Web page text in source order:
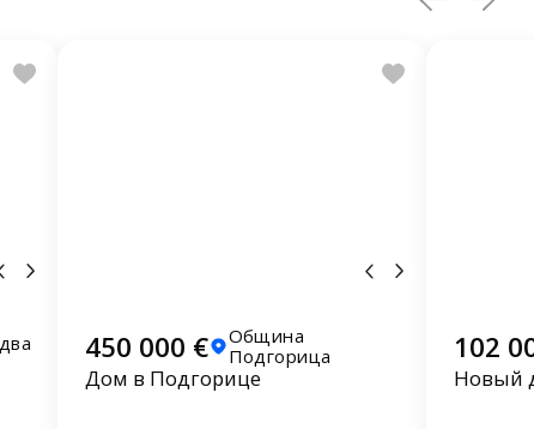
450 000 €
Община
Подгорица
Дом в Подгорице
102
Новый